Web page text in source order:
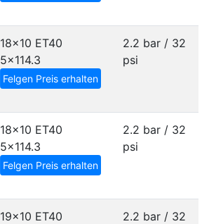
18x10 ET40
5x114.3
Felgen Preis erhalten
2.2 bar / 32
psi
18x10 ET40
5x114.3
Felgen Preis erhalten
2.2 bar / 32
psi
19x10 ET40
2.2 bar / 32